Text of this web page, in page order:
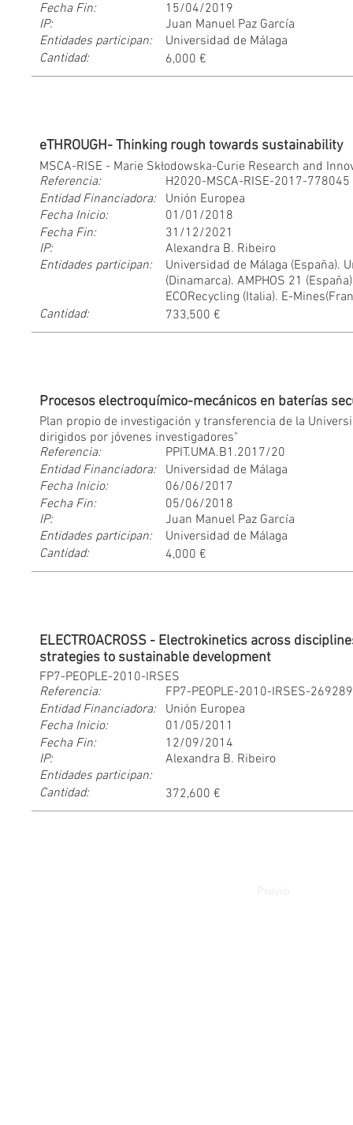
Fecha Fin:
IP:
Entidades participan:
Cantidad:
15/04/2019
Juan Manuel Paz García
Universidad de Málaga
6,000 €
eTHROUGH- Thinking rough towards sustainability
MSCA-RISE - Marie Skłodowska-Curie Research and
Referencia:
Fecha Fin:
IP:
Entidad Financiadora:
Entidades participan:
Cantidad:
Fecha Inicio:
H2020-MSCA-RISE-2017-778045
31/12/2021
Alexandra B. Ribeiro
Universidad de Málaga (España).
(Dinamarca). AMPHOS 21
ECORecycling (Italia). E-
733,500 €
Unión Europea
01/01/2018
Procesos electroquímico-mecánicos en baterías
Plan propio de investigación y transferencia de la
dirigidos por jóvenes investigadores"
Referencia:
Fecha Fin:
IP:
Entidad Financiadora:
Entidades participan:
Cantidad:
Fecha Inicio:
PPIT.UMA.B1.2017/20
05/06/2018
Juan Manuel Paz García
Universidad de Málaga
4,000 €
Universidad de Málaga
06/06/2017
ELECTROACROSS - Electrokinetics across
strategies to sustainable development
FP7-PEOPLE-2010-IRSES
Referencia:
Fecha Fin:
IP:
Entidad Financiadora:
Entidades participan:
Cantidad:
Fecha Inicio:
FP7-PEOPLE-2010-IRSES-
12/09/2014
Alexandra B. Ribeiro
372,600 €
Unión Europea
01/05/2011
Previo